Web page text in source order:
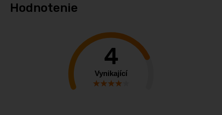
Hodnotenie
4
Vynikající